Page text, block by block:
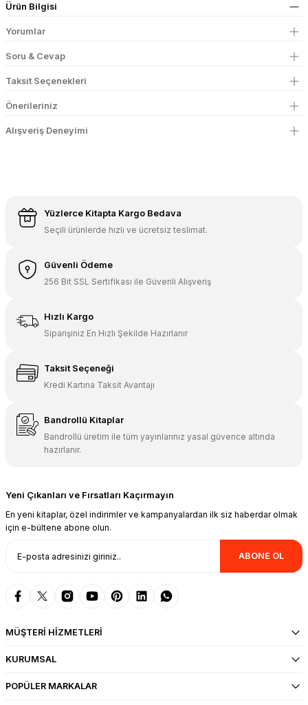
Ürün Bilgisi
Yorumlar
Soru & Cevap
Taksit Seçenekleri
Önerileriniz
Alışveriş Deneyimi
Yüzlerce Kitapta Kargo Bedava
Seçili ürünlerde hızlı ve ücretsiz teslimat.
Güvenli Ödeme
256 Bit SSL Sertifikası ile Güvenli Alışveriş
Hızlı Kargo
Siparişiniz En Hızlı Şekilde Hazırlanır
Taksit Seçeneği
Kredi Kartına Taksit Avantajı
Bandrollü Kitaplar
Bandrollü üretim ile tüm yayınlarınız yasal güvence altında
hazırlanır.
Yeni Çıkanları ve Fırsatları Kaçırmayın
En yeni kitaplar, özel indirimler ve kampanyalardan ilk siz haberdar olmak
için e-bültene abone olun.
ABONE OL
MÜŞTERİ HİZMETLERİ
KURUMSAL
POPÜLER MARKALAR